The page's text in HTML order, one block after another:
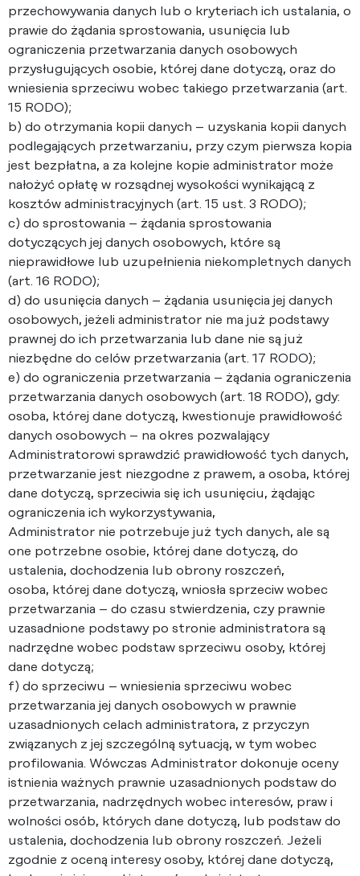
przechowywania danych lub o kryteriach ich ustalania, o
prawie do żądania sprostowania, usunięcia lub
ograniczenia przetwarzania danych osobowych
przysługujących osobie, której dane dotyczą, oraz do
wniesienia sprzeciwu wobec takiego przetwarzania (art.
15 RODO);
b) do otrzymania kopii danych – uzyskania kopii danych
podlegających przetwarzaniu, przy czym pierwsza kopia
jest bezpłatna, a za kolejne kopie administrator może
nałożyć opłatę w rozsądnej wysokości wynikającą z
kosztów administracyjnych (art. 15 ust. 3 RODO);
c) do sprostowania – żądania sprostowania
dotyczących jej danych osobowych, które są
nieprawidłowe lub uzupełnienia niekompletnych danych
(art. 16 RODO);
d) do usunięcia danych – żądania usunięcia jej danych
osobowych, jeżeli administrator nie ma już podstawy
prawnej do ich przetwarzania lub dane nie są już
niezbędne do celów przetwarzania (art. 17 RODO);
e) do ograniczenia przetwarzania – żądania ograniczenia
przetwarzania danych osobowych (art. 18 RODO), gdy:
osoba, której dane dotyczą, kwestionuje prawidłowość
danych osobowych – na okres pozwalający
Administratorowi sprawdzić prawidłowość tych danych,
przetwarzanie jest niezgodne z prawem, a osoba, której
dane dotyczą, sprzeciwia się ich usunięciu, żądając
ograniczenia ich wykorzystywania,
Administrator nie potrzebuje już tych danych, ale są
one potrzebne osobie, której dane dotyczą, do
ustalenia, dochodzenia lub obrony roszczeń,
osoba, której dane dotyczą, wniosła sprzeciw wobec
przetwarzania – do czasu stwierdzenia, czy prawnie
uzasadnione podstawy po stronie administratora są
nadrzędne wobec podstaw sprzeciwu osoby, której
dane dotyczą;
f) do sprzeciwu – wniesienia sprzeciwu wobec
przetwarzania jej danych osobowych w prawnie
uzasadnionych celach administratora, z przyczyn
związanych z jej szczególną sytuacją, w tym wobec
profilowania. Wówczas Administrator dokonuje oceny
istnienia ważnych prawnie uzasadnionych podstaw do
przetwarzania, nadrzędnych wobec interesów, praw i
wolności osób, których dane dotyczą, lub podstaw do
ustalenia, dochodzenia lub obrony roszczeń. Jeżeli
zgodnie z oceną interesy osoby, której dane dotyczą,